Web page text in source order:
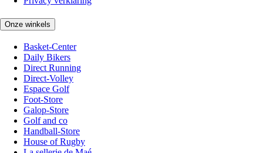
Onze winkels
Basket-Center
Daily Bikers
Direct Running
Direct-Volley
Espace Golf
Foot-Store
Galop-Store
Golf and co
Handball-Store
House of Rugby